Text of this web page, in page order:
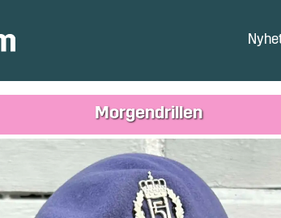
Morgendrillen